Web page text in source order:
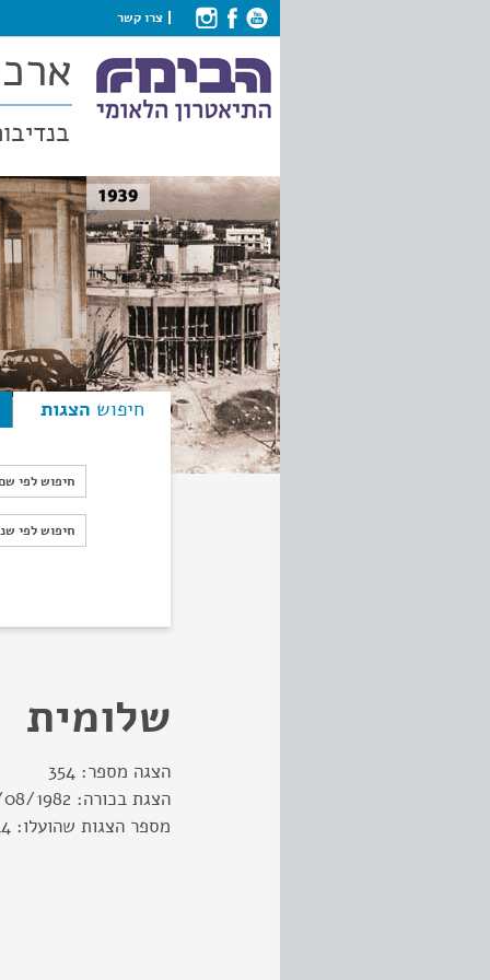
צרו קשר
חיפוש הצגות
חיפוש לפי
חיפוש לפי
חיפוש לפי
שלומית
הצגה מספר: 354
הצגת בכורה: 1982
מספר הצגות שהועלו: